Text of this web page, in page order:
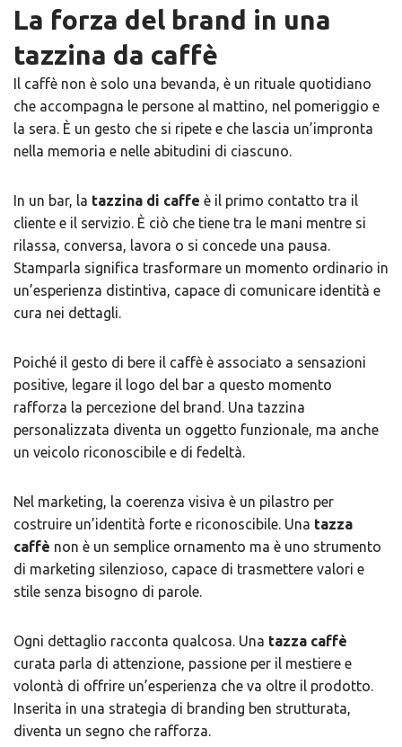
La forza del brand in una
tazzina da caffè
Il caffè non è solo una bevanda, è un rituale quotidiano
che accompagna le persone al mattino, nel pomeriggio e
la sera. È un gesto che si ripete e che lascia un’impronta
nella memoria e nelle abitudini di ciascuno.
In un bar, la tazzina di caffe è il primo contatto tra il
cliente e il servizio. È ciò che tiene tra le mani mentre si
rilassa, conversa, lavora o si concede una pausa.
Stamparla significa trasformare un momento ordinario in
un’esperienza distintiva, capace di comunicare identità e
cura nei dettagli.
Poiché il gesto di bere il caffè è associato a sensazioni
positive, legare il logo del bar a questo momento
rafforza la percezione del brand. Una tazzina
personalizzata diventa un oggetto funzionale, ma anche
un veicolo riconoscibile e di fedeltà.
Nel marketing, la coerenza visiva è un pilastro per
costruire un’identità forte e riconoscibile. Una tazza
caffè non è un semplice ornamento ma è uno strumento
di marketing silenzioso, capace di trasmettere valori e
stile senza bisogno di parole.
Ogni dettaglio racconta qualcosa. Una tazza caffè
curata parla di attenzione, passione per il mestiere e
volontà di offrire un’esperienza che va oltre il prodotto.
Inserita in una strategia di branding ben strutturata,
diventa un segno che rafforza.